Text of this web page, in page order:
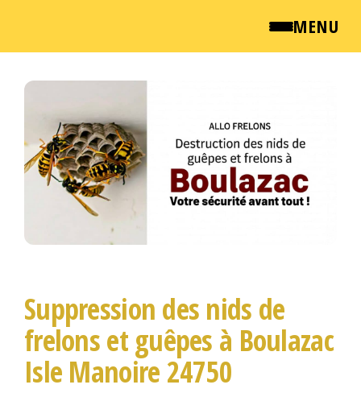
MENU
QUI SOMMES NOUS ?
NEWSROOM
TARIFS
Suppression des nids de
frelons et guêpes à Boulazac
Isle Manoire 24750